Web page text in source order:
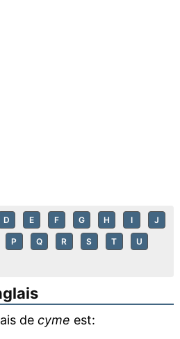
D E F G H I J
P Q R S T U
de cyme est: